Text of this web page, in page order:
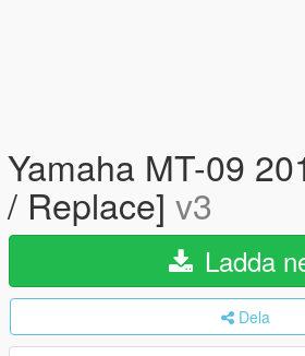
Yamaha MT-09
/ Replace] v3
Ladda
Dela